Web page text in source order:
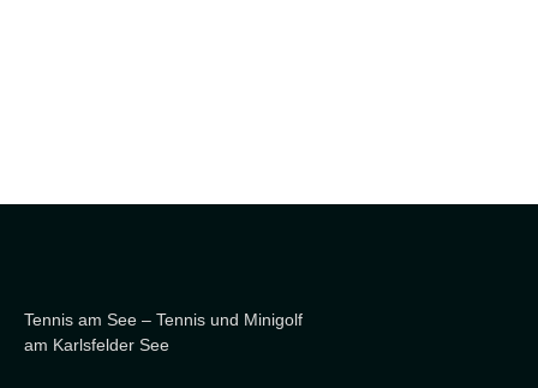
Tennis am See – Tennis und Minigolf
am Karlsfelder See